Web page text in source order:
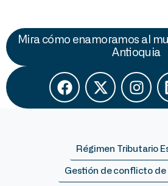
Mira cómo enamoramos al
Antioquia
Régimen Tributario
Gestión de conflicto de